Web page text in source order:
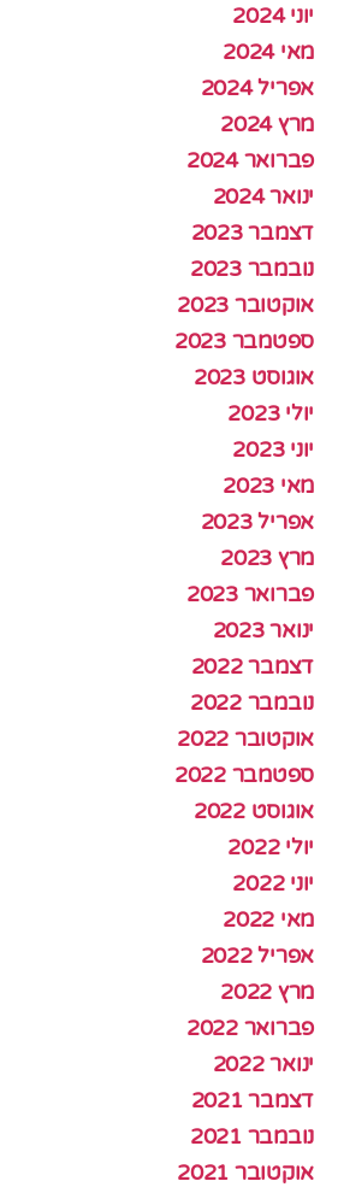
יוני 2024
מאי 2024
אפריל 2024
מרץ 2024
פברואר 2024
ינואר 2024
דצמבר 2023
נובמבר 2023
אוקטובר 2023
ספטמבר 2023
אוגוסט 2023
יולי 2023
יוני 2023
מאי 2023
אפריל 2023
מרץ 2023
פברואר 2023
ינואר 2023
דצמבר 2022
נובמבר 2022
אוקטובר 2022
ספטמבר 2022
אוגוסט 2022
יולי 2022
יוני 2022
מאי 2022
אפריל 2022
מרץ 2022
פברואר 2022
ינואר 2022
דצמבר 2021
נובמבר 2021
אוקטובר 2021